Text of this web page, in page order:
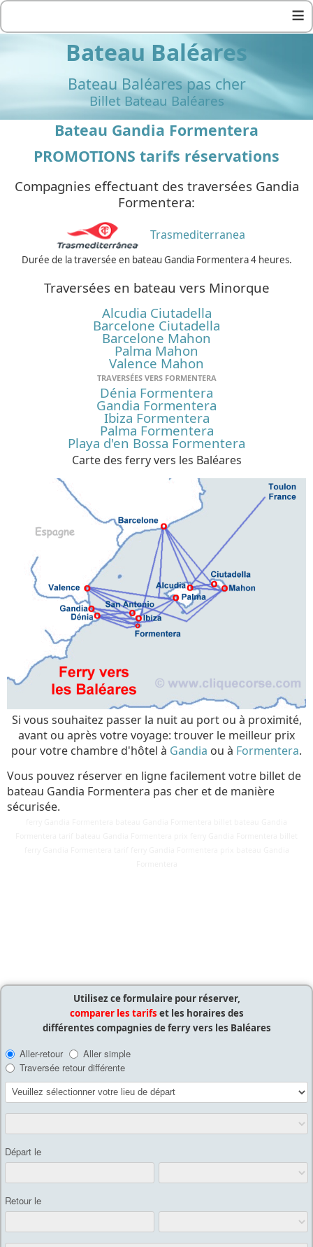
≡
Bateau Baléares
Bateau Baléares pas cher
Billet Bateau Baléares
Bateau Gandia Formentera
PROMOTIONS tarifs réservations
Compagnies effectuant des traversées Gandia
Formentera:
Trasmediterranea
Durée de la traversée en bateau Gandia Formentera 4 heures.
Traversées en bateau vers Minorque
Alcudia Ciutadella
Barcelone Ciutadella
Barcelone Mahon
Palma Mahon
Valence Mahon
TRAVERSÉES VERS FORMENTERA
Dénia Formentera
Gandia Formentera
Ibiza Formentera
Palma Formentera
Playa d'en Bossa Formentera
Carte des ferry vers les Baléares
Si vous souhaitez passer la nuit au port ou à proximité,
avant ou après votre voyage: trouver le meilleur prix
pour votre chambre d'hôtel à Gandia ou à Formentera.
Vous pouvez réserver en ligne facilement votre billet de
bateau Gandia Formentera pas cher et de manière
sécurisée.
Utilisez ce formulaire pour réserver,
comparer les tarifs et les horaires des
différentes compagnies de ferry vers les Baléares